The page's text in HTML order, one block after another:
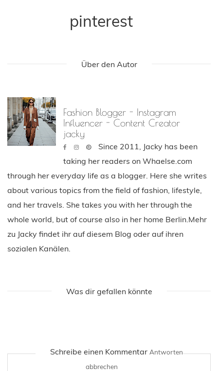
pinterest
Über den Autor
Fashion Blogger - Instagram
Influencer - Content Creator
jacky
Since 2011, Jacky has been
taking her readers on Whaelse.com
through her everyday life as a blogger. Here she writes
about various topics from the field of fashion, lifestyle,
and her travels. She takes you with her through the
whole world, but of course also in her home Berlin.Mehr
zu Jacky findet ihr auf diesem Blog oder auf ihren
sozialen Kanälen.
Was dir gefallen könnte
Schreibe einen Kommentar Antworten
abbrechen